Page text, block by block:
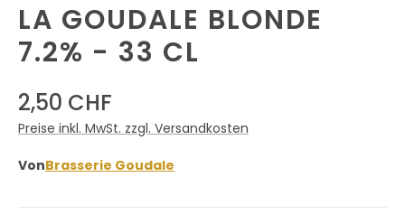
LA GOUDALE BLONDE
7.2% - 33 CL
2,50 CHF
Preise inkl. MwSt. zzgl. Versandkosten
VonBrasserie Goudale